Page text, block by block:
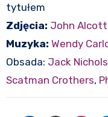
tytułem
Zdjęcia: John Alcott
Muzyka: Wendy
Obsada: Jack
Scatman Crothers,